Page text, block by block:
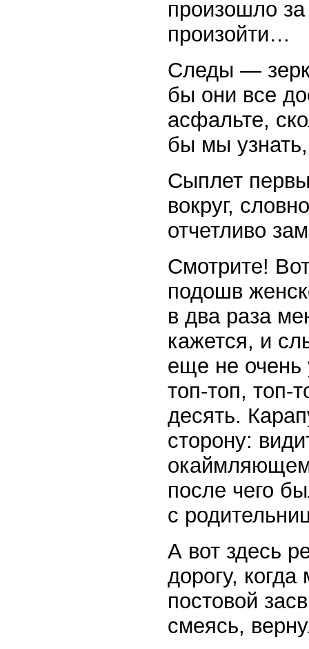
произошло
произойти…
Следы —
бы они все
асфальте,
бы мы
Сыплет
вокруг,
отчетливо
Смотрите!
подошв
в два раза
кажется, и
еще не очень
топ-топ,
десять.
сторону:
после чего
с
А вот здесь
дорогу,
постовой
смеясь,